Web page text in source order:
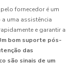
fornecedor é um
a uma assistência
e garantir a
bom suporte pós-
das
são sinais de um